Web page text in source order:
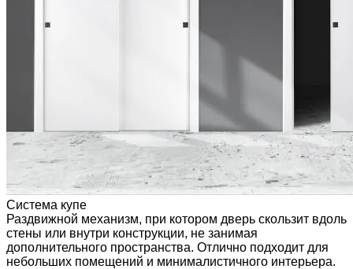
Система купе
Раздвижной механизм, при котором дверь скользит вдоль
стены или внутри конструкции, не занимая
дополнительного пространства. Отлично подходит для
небольших помещений и минималистичного интерьера.